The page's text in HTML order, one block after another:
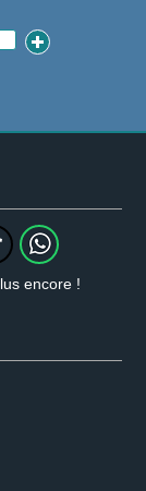
encore !